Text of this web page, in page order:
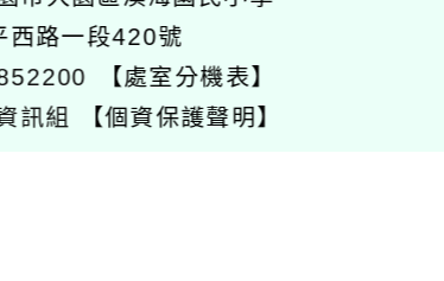
西路一段420號
【處室分機表】
訊組 【個資保護聲明】